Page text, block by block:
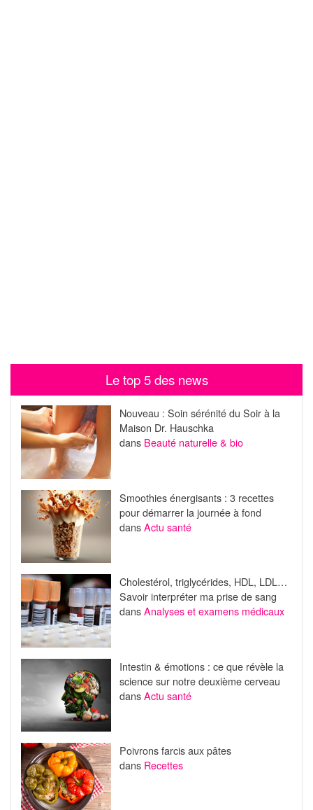
Le top 5 des news
Nouveau : Soin sérénité du Soir à la
Maison Dr. Hauschka
dans Beauté naturelle & bio
Smoothies énergisants : 3 recettes
pour démarrer la journée à fond
dansActu santé
Cholestérol, triglycérides, HDL, LDL…
Savoir interpréter ma prise de sang
dansAnalyses et examens médicaux
Intestin & émotions : ce que révèle la
science sur notre deuxième cerveau
dansActu santé
Poivrons farcis aux pâtes
dans Recettes